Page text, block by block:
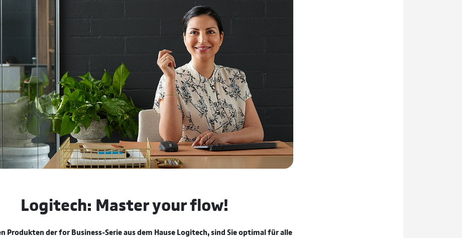
Logitech: Master your flow!
Produkten der for Business-Serie aus dem Hause Logitech, sind Sie optimal für alle